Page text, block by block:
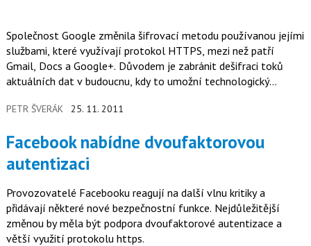
Společnost Google změnila šifrovací metodu používanou jejími
službami, které využívají protokol HTTPS, mezi než patří
Gmail, Docs a Google+. Důvodem je zabránit dešifraci toků
aktuálních dat v budoucnu, kdy to umožní technologický
PETR ŠVERÁK 25. 11. 2011
Facebook nabídne dvoufaktorovou
autentizaci
Provozovatelé Facebooku reagují na další vlnu kritiky a
přidávají některé nové bezpečnostní funkce. Nejdůležitější
změnou by měla být podpora dvoufaktorové autentizace a
větší využití protokolu https.